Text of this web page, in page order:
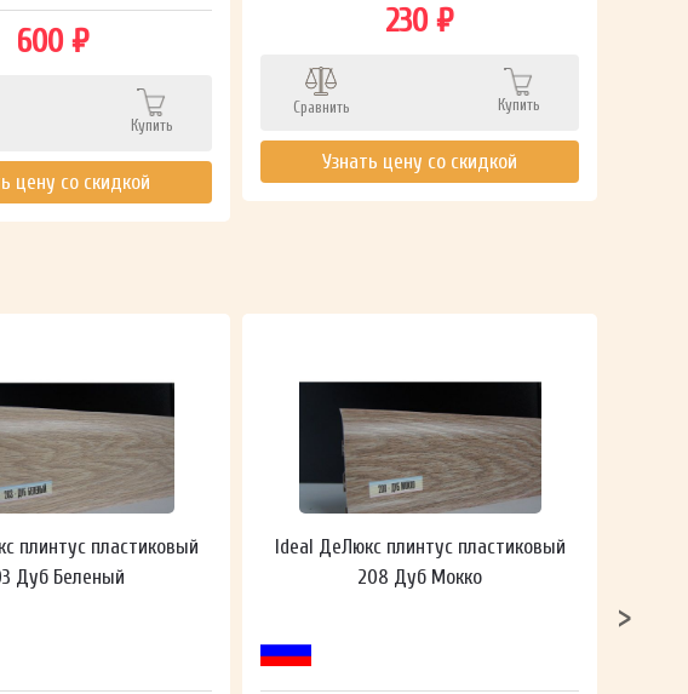
600 ₽
Купить
цену со скидкой
230 ₽
Сравнить Купить
Узнать цену со скидкой
плинтус пластиковый
Дуб Беленый
Ideal ДеЛюкс плинтус пластиковый
208 Дуб Мокко